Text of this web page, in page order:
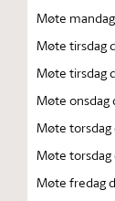
Møte
Møte tirsdag
Møte tirsdag
Møte onsdag
Møte torsdag
Møte torsdag
Møte fredag